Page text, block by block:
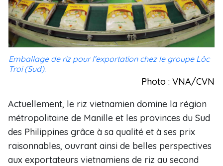
Emballage de riz pour l'exportation chez le groupe Lôc
Troi (Sud).
Photo : VNA/CVN
Actuellement, le riz vietnamien domine la région
métropolitaine de Manille et les provinces du Sud
des Philippines grâce à sa qualité et à ses prix
raisonnables, ouvrant ainsi de belles perspectives
aux exportateurs vietnamiens de riz au second